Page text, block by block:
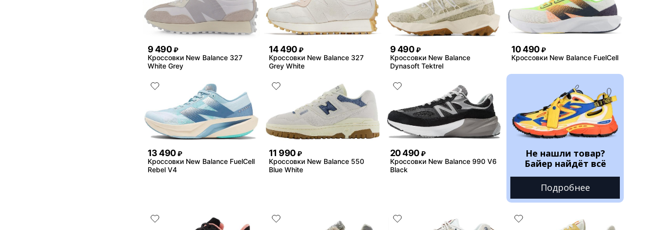
9 490 ₽
Кроссовки New Balance 327
White Grey
14 490 ₽
Кроссовки New Balance 327
Grey White
9 490 ₽
Кроссовки New Balance
Dynasoft Tektrel
10 490 ₽
Кроссовки New Balance FuelCell
13 490 ₽
Кроссовки New Balance FuelCell
Rebel V4
11 990 ₽
Кроссовки New Balance 550
Blue White
20 490 ₽
Кроссовки New Balance 990 V6
Black
Не нашли товар?
Байер найдёт всё
Подробнее